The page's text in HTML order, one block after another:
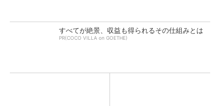
すべてが絶景、収益も得られるその仕組みとは
PR(COCO VILLA on GOETHE)